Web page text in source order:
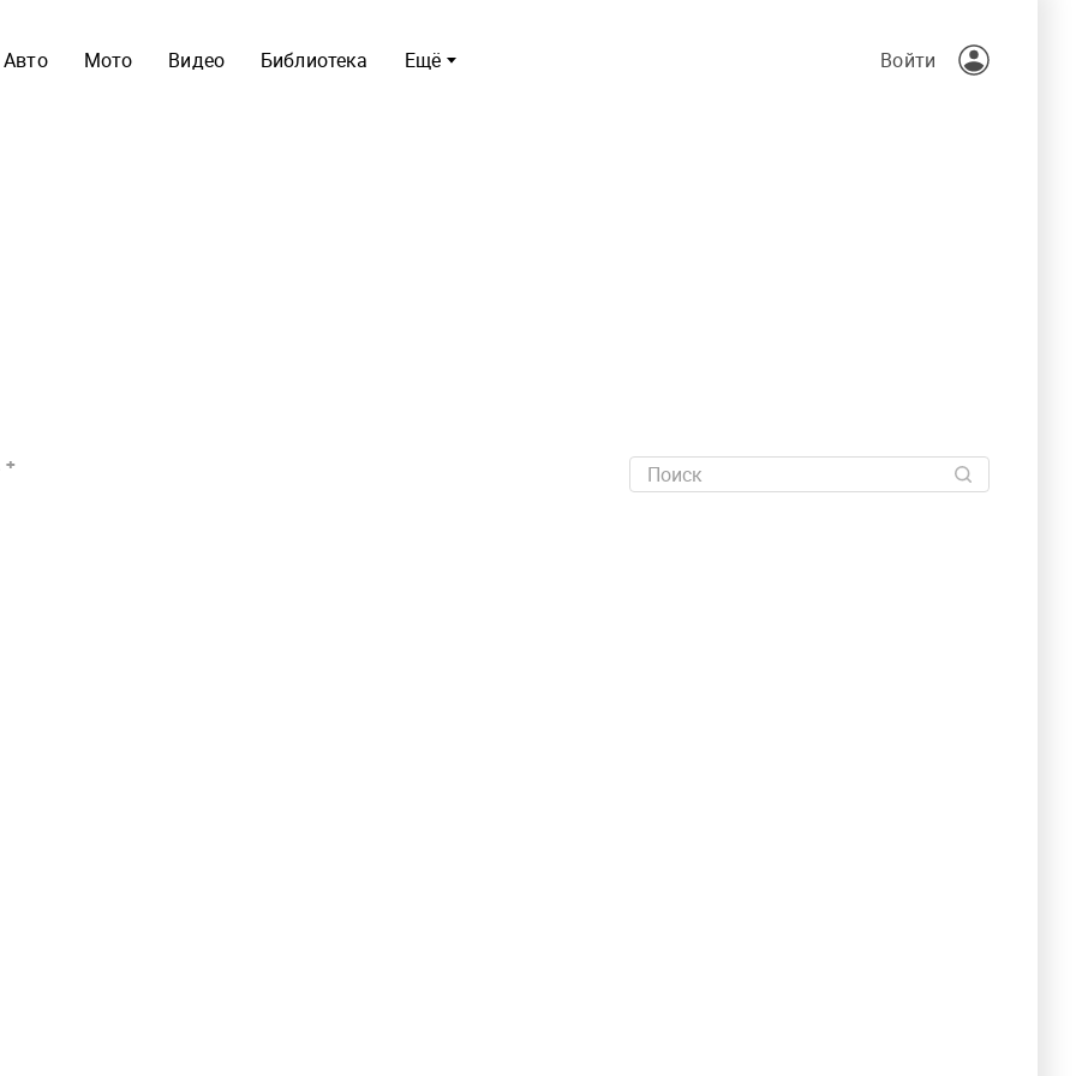
Ещё
Авто Мото Видео Библиотека Войти